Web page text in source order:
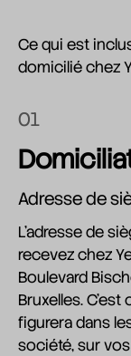
Ce qui est
domicilié chez
01
Adresse de
L'adresse de
recevez chez
Boulevard
Bruxelles. C'est
figurera dans
société, sur